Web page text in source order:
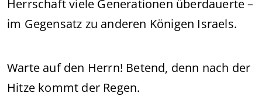
Herrschaft viele Generationen überdauerte –
im Gegensatz zu anderen Königen Israels.
Warte auf den Herrn! Betend, denn nach der
Hitze kommt der Regen.